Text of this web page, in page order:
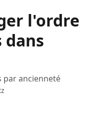
l'ordre
dans
par ancienneté